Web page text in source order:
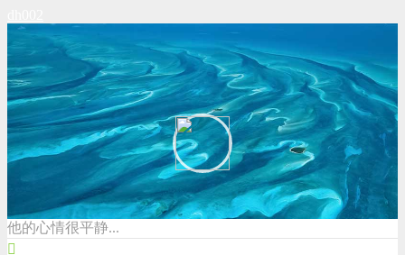
他的心情很平静...